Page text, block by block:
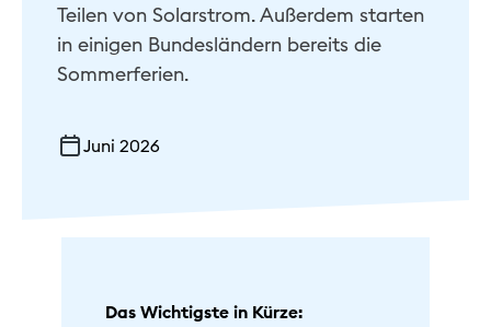
Teilen von Solarstrom. Außerdem starten
in einigen Bundesländern bereits die
Sommerferien.
Juni 2026
Das Wichtigste in Kürze: